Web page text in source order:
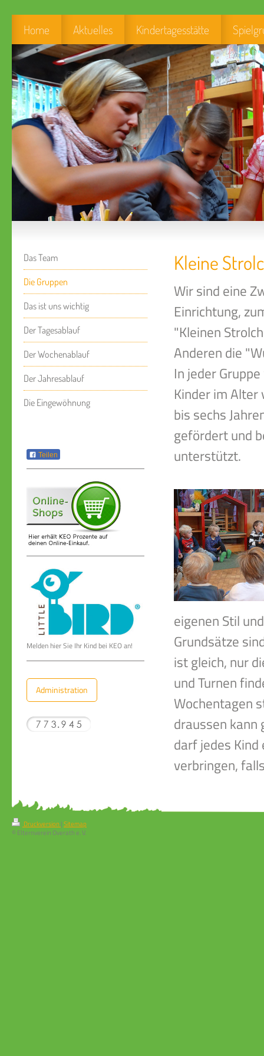
Home Aktuelles Kindertagesstätte
Das Team
Die Gruppen
Das ist uns wichtig
Der Tagesablauf
Der Wochenablauf
Der Jahresablauf
Die Eingewöhnung
Teilen
Melden hier Sie Ihr Kind bei KEO an!
Administration
Kleine
Wir sind eine
Einrichtung,
"Kleinen
Anderen die
In jeder
Kinder im Alter
bis sechs
gefördert und
unterstützt.
eigenen Stil
Grundsätze
ist gleich, nur
und Turnen
Wochentagen
draussen
darf jedes Kind
verbringen,
Druckversion|Sitemap
© Elternverein Overath e. V.